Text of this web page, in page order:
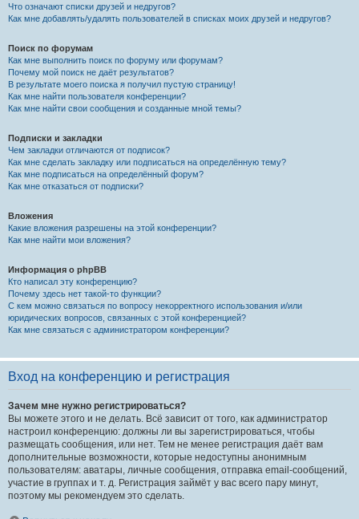
Что означают списки друзей и недругов?
Как мне добавлять/удалять пользователей в списках моих друзей и недругов?
Поиск по форумам
Как мне выполнить поиск по форуму или форумам?
Почему мой поиск не даёт результатов?
В результате моего поиска я получил пустую страницу!
Как мне найти пользователя конференции?
Как мне найти свои сообщения и созданные мной темы?
Подписки и закладки
Чем закладки отличаются от подписок?
Как мне сделать закладку или подписаться на определённую тему?
Как мне подписаться на определённый форум?
Как мне отказаться от подписки?
Вложения
Какие вложения разрешены на этой конференции?
Как мне найти мои вложения?
Информация о phpBB
Кто написал эту конференцию?
Почему здесь нет такой-то функции?
С кем можно связаться по вопросу некорректного использования и/или
юридических вопросов, связанных с этой конференцией?
Как мне связаться с администратором конференции?
Вход на конференцию и регистрация
Зачем мне нужно регистрироваться?
Вы можете этого и не делать. Всё зависит от того, как администратор
настроил конференцию: должны ли вы зарегистрироваться, чтобы
размещать сообщения, или нет. Тем не менее регистрация даёт вам
дополнительные возможности, которые недоступны анонимным
пользователям: аватары, личные сообщения, отправка email-сообщений,
участие в группах и т. д. Регистрация займёт у вас всего пару минут,
поэтому мы рекомендуем это сделать.